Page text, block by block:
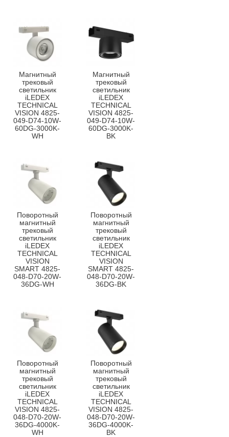
Магнитный
трековый
светильник
iLEDEX
TECHNICAL
VISION 4825-
049-D74-10W-
60DG-3000K-
WH
Магнитный
трековый
светильник
iLEDEX
TECHNICAL
VISION 4825-
049-D74-10W-
60DG-3000K-
BK
Поворотный
магнитный
трековый
светильник
iLEDEX
TECHNICAL
VISION
SMART 4825-
048-D70-20W-
36DG-WH
Поворотный
магнитный
трековый
светильник
iLEDEX
TECHNICAL
VISION
SMART 4825-
048-D70-20W-
36DG-BK
Поворотный
магнитный
трековый
светильник
iLEDEX
TECHNICAL
VISION 4825-
048-D70-20W-
36DG-4000K-
WH
Поворотный
магнитный
трековый
светильник
iLEDEX
TECHNICAL
VISION 4825-
048-D70-20W-
36DG-4000K-
BK